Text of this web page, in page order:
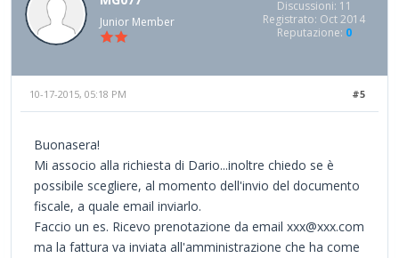
Junior Member
Discussioni: 11
Registrato: Oct 2014
Reputazione: 0
#5
10-17-2015, 05:18 PM
Buonasera!
Mi associo alla richiesta di Dario...inoltre chiedo se è
possibile scegliere, al momento dell'invio del documento
fiscale, a quale email inviarlo.
Faccio un es. Ricevo prenotazione da email xxx@xxx.com
ma la fattura va inviata all'amministrazione che ha come